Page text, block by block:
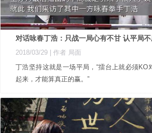
对话咏春丁浩：只战一局心有不甘 认平局
2018/03/29 | 作者 局面
丁浩坚持这就是一场平局，“擂台上就必须KO
起来，才能算真正的赢。”